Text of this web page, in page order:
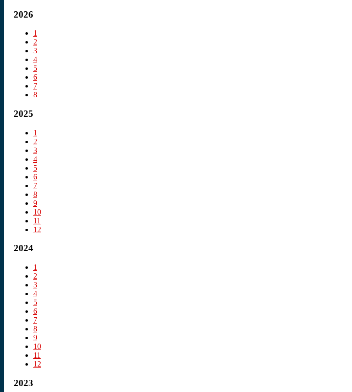
2026
1
2
3
4
5
6
7
8
2025
1
2
3
4
5
6
7
8
9
10
11
12
2024
1
2
3
4
5
6
7
8
9
10
11
12
2023